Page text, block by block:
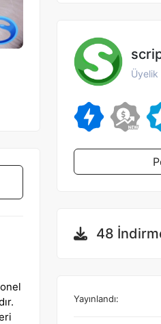
Üyelik
48
Yayınlandı: